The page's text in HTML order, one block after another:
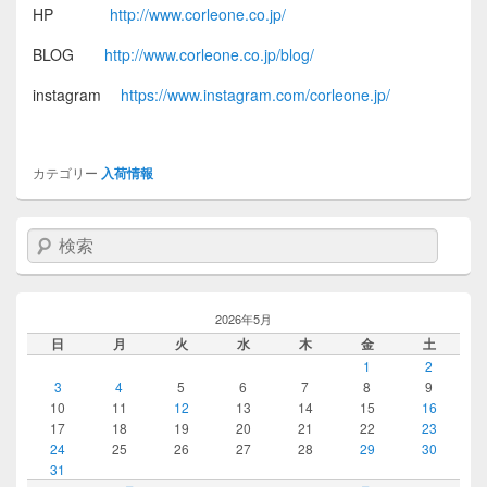
HP
http://www.corleone.co.jp/
BLOG http://www.corleone.co.jp/blog/
instagram https://www.instagram.com/corleone.jp/
カテゴリー 入荷情報
検索
2026年5月
日 月 火 水 木 金 土
1
2
3
4 5 6 7 8
9
10
11 12 13 14 15
16
17
18 19 20 21 22
23
24
25 26 27 28 29
30
31